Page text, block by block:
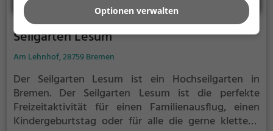
Seilgarten Lesum
Am Lehnhof, 28759 Bremen
Der Seilgarten Lesum ist ein Hochseilgarten in
Bremen. Der Seilgarten Lesum ist die perfekte
Freizeitaktivität für einen Familienausflug, einen
Kindergeburtstag oder für alle die gerne klettern.
Optionen verwalten